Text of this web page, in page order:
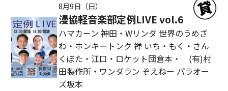
8月9日（日）
漫協軽音楽部定例LIVE vol.6
ハマカーン 神田・Wリンダ 世界のうめざ
わ・ホンキートンク 禅 いち・もく・さん
くぼた・江口・ロケット団倉本・ (有)村
田製作所・ワンダラン ぞえねー パラオー
ズ坂本